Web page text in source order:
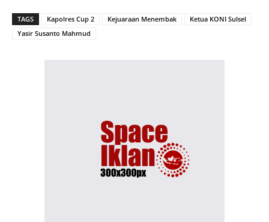
TAGS Kapolres Cup 2 Kejuaraan Menembak
Ketua KONI Sulsel
Yasir Susanto Mahmud